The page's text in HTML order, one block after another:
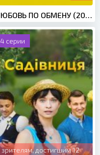
ЛЮБОВЬ ПО ОБМЕНУ (2021)
4 серии
зрителям, достигшим 12